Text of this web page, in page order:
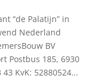
“de Palatijn” in
Nederland
BV
Postbus 185, 6930
KvK: 52880524...